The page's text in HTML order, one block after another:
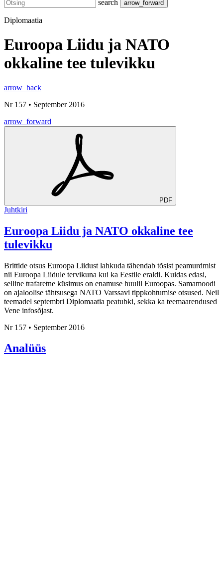
search arrow_forward
Diplomaatia
Euroopa Liidu ja NATO
okkaline tee tulevikku
arrow_back
Nr 157 • September 2016
arrow_forward
PDF
Juhtkiri
Euroopa Liidu ja NATO okkaline tee
tulevikku
Brittide otsus Euroopa Liidust lahkuda tähendab tõsist peamurdmist
nii Euroopa Liidule tervikuna kui ka Eestile eraldi. Kuidas edasi,
selline trafaretne küsimus on enamuse huulil Euroopas. Samamoodi
on ajaloolise tähtsusega NATO Varssavi tippkohtumise otsused. Neil
teemadel septembri Diplomaatia peatubki, sekka ka teemaarendused
Vene infosõjast.
Nr 157 • September 2016
Analüüs